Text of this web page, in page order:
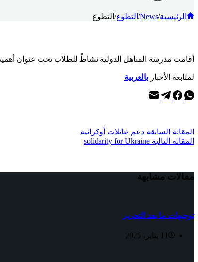
الرئيسية/
News
/ التطوع/ التطوع
أقامت مدرسة المناهل الدولية نشاطً للطلاب تحت عنوان
لمتابعة الأخبار بالعربية
المقالة السابقة دعم عائلات أوكرانية
المقالة التالية solidarity for Ukraine
مقالات مشابهة
توجيهات ما بعد التحرير
11 يناير، 2025